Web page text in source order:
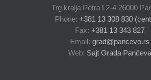
Trg kralja Petra I 2-4 26000
Phone: +381 13 308 830
Fax: +381 13 343 827
Email: grad@pancevo.rs
Web: Sajt Grada Pančeva